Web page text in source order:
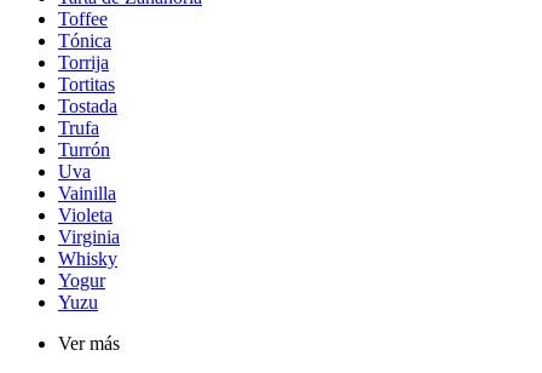
Toffee
Tónica
Torrija
Tortitas
Tostada
Trufa
Turrón
Uva
Vainilla
Violeta
Virginia
Whisky
Yogur
Yuzu
Ver más